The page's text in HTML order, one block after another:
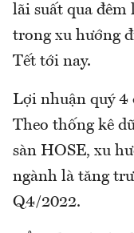
lãi suất qua đêm
trong xu hướng
Tết tới nay.
Lợi nhuận quý 4
Theo thống kê
sàn HOSE, xu
ngành là tăng
Q4/2022.